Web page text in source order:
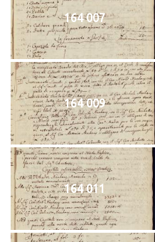
164 007
164 009
164 011